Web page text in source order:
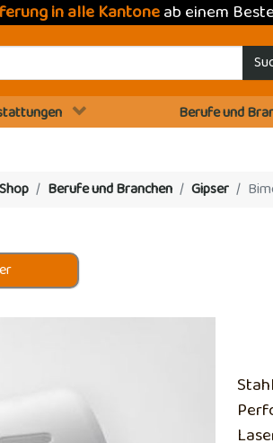
in alle Kantoneab einem
Berufe und
Shop Berufe und Branchen Gipser